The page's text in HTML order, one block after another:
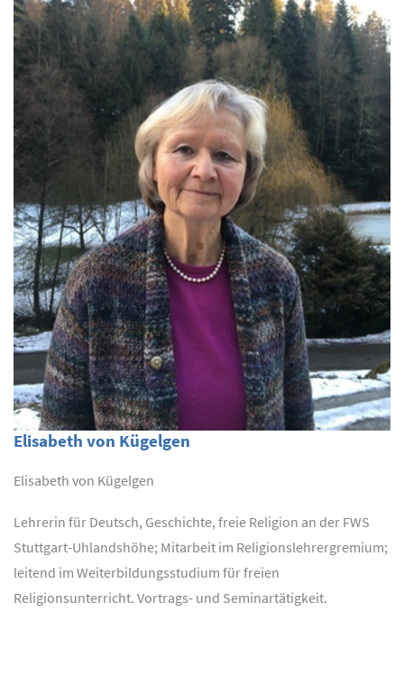
Elisabeth von Kügelgen
Elisabeth von Kügelgen
Lehrerin für Deutsch, Geschichte, freie Religion an der FWS
Stuttgart-Uhlandshöhe; Mitarbeit im Religionslehrergremium;
leitend im Weiterbildungsstudium für freien
Religionsunterricht. Vortrags- und Seminartätigkeit.